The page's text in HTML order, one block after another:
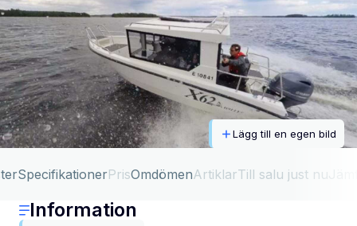
Lägg till en egen bild
SpecifikationerPrisOmdömenArtiklarTill salu just nu
Information